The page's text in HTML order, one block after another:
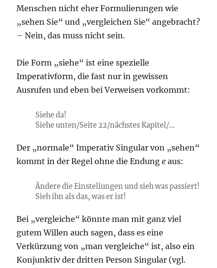
Menschen nicht eher Formulierungen wie
„sehen Sie“ und „vergleichen Sie“ angebracht?
– Nein, das muss nicht sein.
Die Form „siehe“ ist eine spezielle
Imperativform, die fast nur in gewissen
Ausrufen und eben bei Verweisen vorkommt:
Siehe da!
Siehe unten/Seite 22/nächstes Kapitel/…
Der „normale“ Imperativ Singular von „sehen“
kommt in der Regel ohne die Endunge aus:
Ändere die Einstellungen und sieh was passiert!
Sieh ihn als das, was er ist!
Bei „vergleiche“ könnte man mit ganz viel
gutem Willen auch sagen, dass es eine
Verkürzung von „man vergleiche“ ist, also ein
Konjunktiv der dritten Person Singular (vgl.